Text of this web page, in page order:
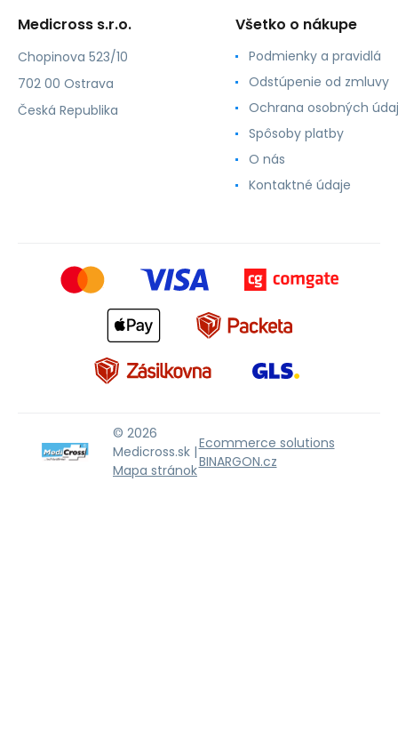
Medicross s.r.o.
Chopinova 523/10
702 00 Ostrava
Česká Republika
Všetko o nákupe
Podmienky a pravidlá
Odstúpenie od zmluvy
Ochrana osobných
Spôsoby platby
O nás
Kontaktné údaje
© 2026
Medicross.sk |
Mapa stránok
Ecommerce solutions
BINARGON.cz